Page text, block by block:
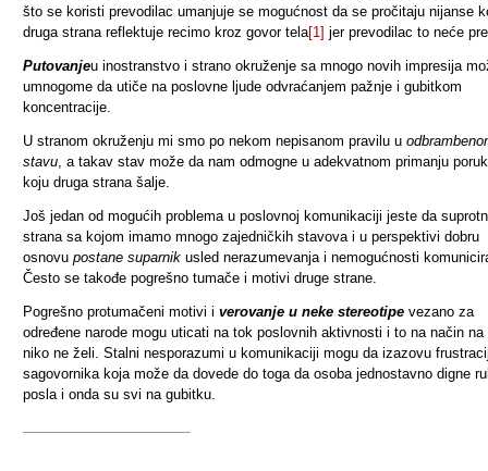
što se koristi prevodilac umanjuje se mogućnost da se pročitaju nijanse
druga strana reflektuje recimo kroz govor tela[1] jer prevodilac to neće
Putovanjeu inostranstvo i strano okruženje sa mnogo novih impresija
umnogome da utiče na poslovne ljude odvraćanjem pažnje i gubitkom
koncentracije.
U stranom okruženju mi smo po nekom nepisanom pravilu u
stavu, a takav stav može da nam odmogne u adekvatnom primanju
koju druga strana šalje.
Još jedan od mogućih problema u poslovnoj komunikaciji jeste da
strana sa kojom imamo mnogo zajedničkih stavova i u perspektivi dobru
osnovu postane suparnik usled nerazumevanja i nemogućnosti
Često se takođe pogrešno tumače i motivi druge strane.
Pogrešno protumačeni motivi i verovanje u neke stereotipe vezano za
određene narode mogu uticati na tok poslovnih aktivnosti i to na način na
niko ne želi. Stalni nesporazumi u komunikaciji mogu da izazovu
sagovornika koja može da dovede do toga da osoba jednostavno digne
posla i onda su svi na gubitku.